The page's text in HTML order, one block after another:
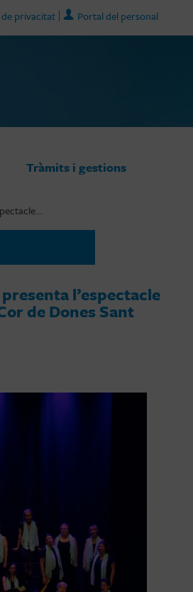
privacitat Portal del personal
Tràmits i gestions
l’espectacle
de Dones Sant